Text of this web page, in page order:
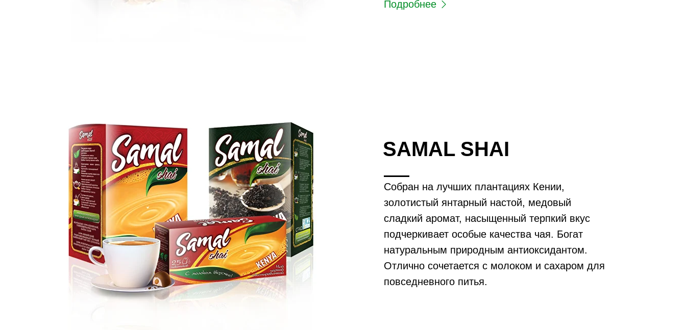
Подробнее
SAMAL SHAI
Собран на лучших плантациях Кении,
золотистый янтарный настой, медовый
сладкий аромат, насыщенный терпкий вкус
подчеркивает особые качества чая. Богат
натуральным природным антиоксидантом.
Отлично сочетается с молоком и сахаром для
повседневного питья.